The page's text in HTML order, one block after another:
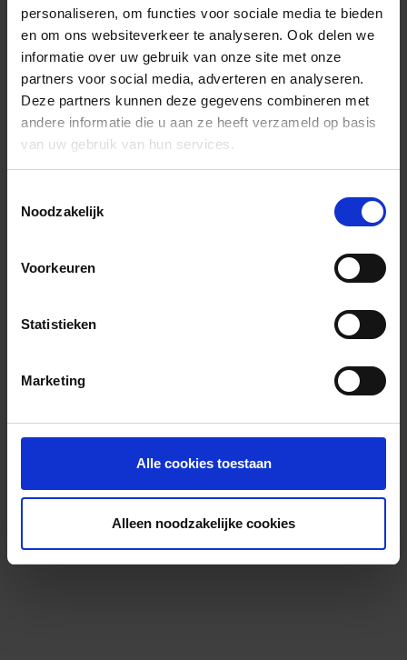
personaliseren, om functies voor sociale media te bieden
en om ons websiteverkeer te analyseren. Ook delen we
informatie over uw gebruik van onze site met onze
partners voor social media, adverteren en analyseren.
Deze partners kunnen deze gegevens combineren met
andere informatie die u aan ze heeft verzameld op basis
van uw gebruik van hun services.
Noodzakelijk
Voorkeuren
Statistieken
Marketing
Alle cookies toestaan
Alleen noodzakelijke cookies